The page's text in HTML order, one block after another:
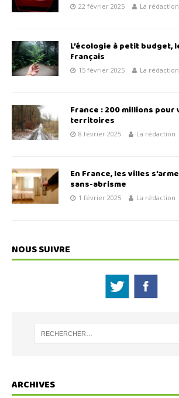
22 février 2025 La rédaction
L’écologie à petit budget,
français
15 février 2025 La rédaction
France : 200 millions
territoires
8 février 2025 La rédaction
En France, les villes
sans-abrisme
1 février 2025 La rédaction
NOUS SUIVRE
ARCHIVES